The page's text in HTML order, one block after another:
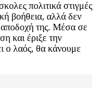
πολιτικά στιγμές
βοήθεια, αλλά δεν
της. Μέσα σε
και έριξε την
ο λαός, θα κάνουμε